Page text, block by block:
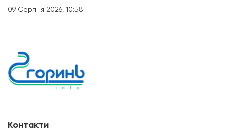
09 Серпня 2026, 10:58
Контакти